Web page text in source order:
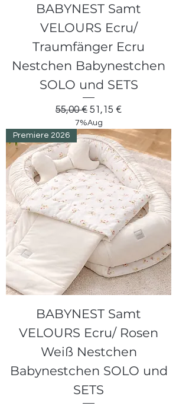
BABYNEST Samt
VELOURS Ecru/
Traumfänger Ecru
Nestchen Babynestchen
SOLO und SETS
Standardpreis
55,00 € Sale-Preis
51,15 €
7%Aug
Premiere 2026
BABYNEST Samt
VELOURS Ecru/ Rosen
Weiß Nestchen
Babynestchen SOLO und
SETS